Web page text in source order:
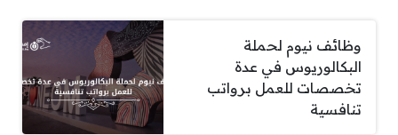
وظائف نيوم لحملة
البكالوريوس في عدة
تخصصات للعمل برواتب
تنافسية